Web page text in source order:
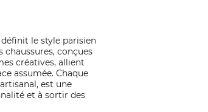
le style parisien
chaussures, conçues
créatives, allient
assumée. Chaque
est une
et à sortir des